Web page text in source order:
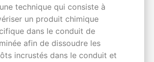
technique qui consiste à
un produit chimique
dans le conduit de
afin de dissoudre les
incrustés dans le conduit et